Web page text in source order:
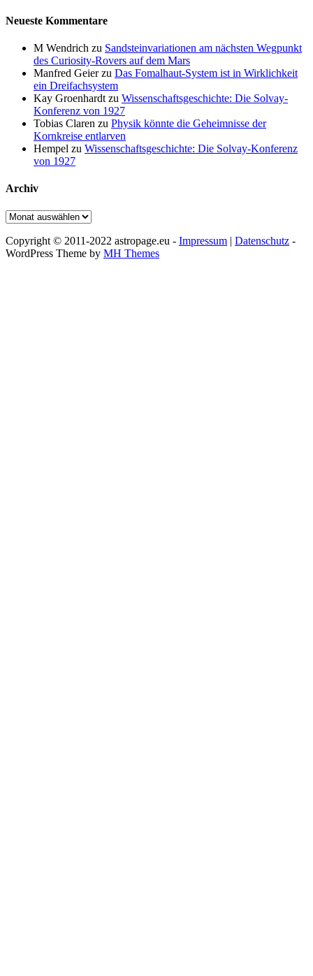
Neueste Kommentare
M Wendrich zu Sandsteinvariationen am nächsten Wegpunkt
des Curiosity-Rovers auf dem Mars
Manfred Geierzu Das Fomalhaut-System ist in Wirklichkeit
ein Dreifachsystem
Kay Groenhardt zu Wissenschaftsgeschichte: Die Solvay-
Konferenz von 1927
Tobias Claren zu Physik könnte die Geheimnisse der
Kornkreise entlarven
Hempel zu Wissenschaftsgeschichte: Die Solvay-Konferenz
von 1927
Archiv
Archiv
Copyright © 2011-2022 astropage.eu - Impressum | Datenschutz -
WordPress Theme by MH Themes